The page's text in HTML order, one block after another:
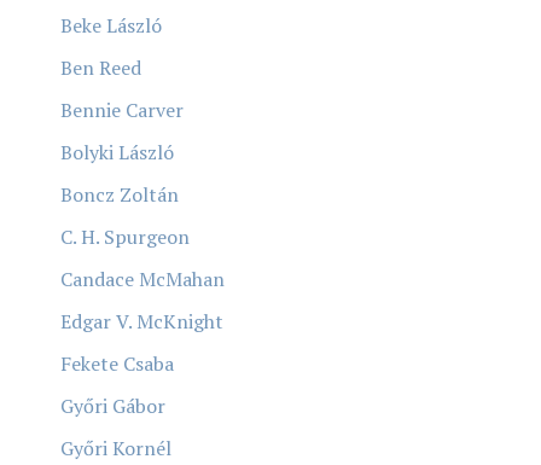
Beke László
Ben Reed
Bennie Carver
Bolyki László
Boncz Zoltán
C. H. Spurgeon
Candace McMahan
Edgar V. McKnight
Fekete Csaba
Győri Gábor
Győri Kornél